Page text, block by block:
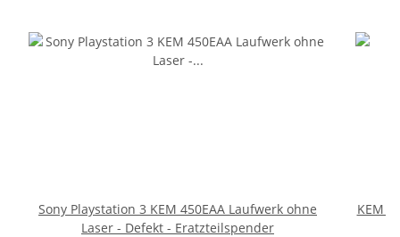
Sony Playstation 3 KEM 450EAA Laufwerk ohne
Laser - Defekt - Eratzteilspender
KEM